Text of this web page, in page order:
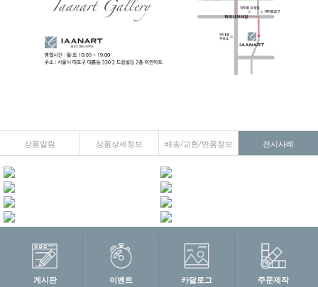
상품알림 상품상세정보 배송/교환/반품정보 전시사례
게시판 이벤트 카달로그 주문제작